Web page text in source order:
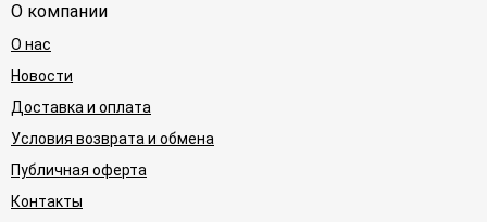
О компании
О нас
Новости
Доставка и оплата
Условия возврата и обмена
Публичная оферта
Контакты